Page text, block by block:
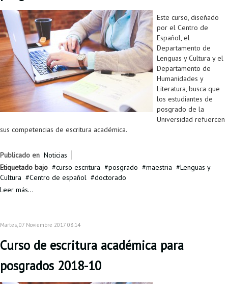
Este curso, diseñado
por el Centro de
Español, el
Departamento de
Lenguas y Cultura y el
Departamento de
Humanidades y
Literatura, busca que
los estudiantes de
posgrado de la
Universidad refuercen
sus competencias de escritura académica.
Publicado en Noticias
Etiquetado bajo
curso escritura posgrado maestria
Lenguas y
Cultura
Centro de español
doctorado
Leer más...
Martes, 07 Noviembre 2017 08:14
Curso de escritura académica para
posgrados 2018-10
Reingreso
Reintegro
Retiro voluntario
Transferencia
Tarifas
Grado